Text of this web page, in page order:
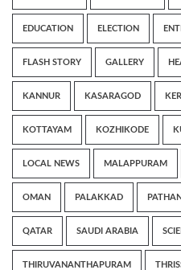
EDUCATION ELECTION
FLASH STORY GALLERY
KANNUR KASARAGOD
KOTTAYAM KOZHIKODE
LOCAL NEWS MALAPPURAM
OMAN PALAKKAD
QATAR SAUDI ARABIA
THIRUVANANTHAPURAM